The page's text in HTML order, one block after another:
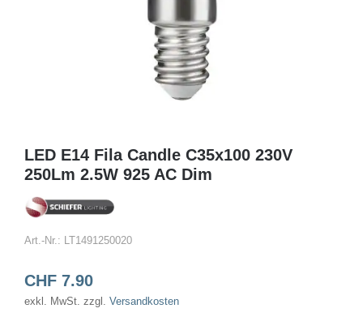
LED E14 Fila Candle C35x100 230V
250Lm 2.5W 925 AC Dim
Art.-Nr.: LT1491250020
CHF7.90
exkl. MwSt. zzgl. Versandkosten